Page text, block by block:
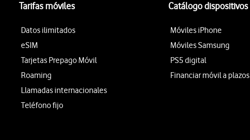
Tarifas móviles
Datos ilimitados
eSIM
Tarjetas Prepago Móvil
Roaming
Llamadas internacionales
Teléfono fijo
Catálogo dispositivos
Móviles iPhone
Móviles Samsung
PS5 digital
Financiar móvil a plazos